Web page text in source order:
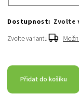
Zvolte
Zvolte variantu
Přidat do košíku